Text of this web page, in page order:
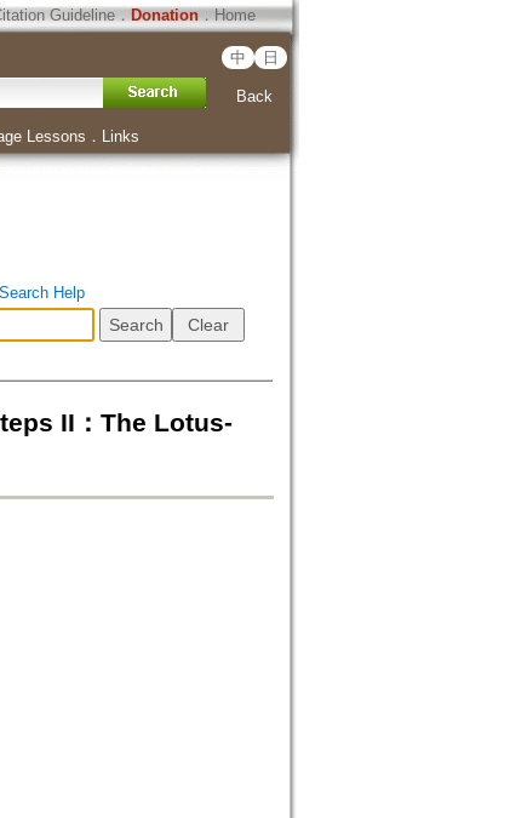
Guideline． Donation．Home
中 日
Back
Lessons ． Links
Search Help
II：The Lotus-